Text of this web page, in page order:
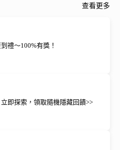
查看更多
禮～100%有獎！
即探索，領取隨機隱藏回饋>>